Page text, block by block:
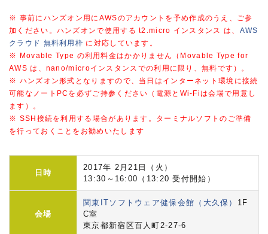
※ 事前にハンズオン用にAWSのアカウントを予め作成のうえ、ご参
加ください。ハンズオンで使用する t2.micro インスタンス は、 AWS
クラウド 無料利用枠 に対応しています。
※ Movable Type の利用料金はかかりません（Movable Type for
AWS は、nano/microインスタンスでの利用に限り、無料です）。
※ ハンズオン形式となりますので、当日はインターネット環境に接続
可能なノートPCを必ずご持参ください（電源とWi-Fiは会場で用意し
ます）。
※ SSH接続を利用する場合があります。ターミナルソフトのご準備
を行っておくことをお勧めいたします
日時
2017年 2月21日（火）
13:30～16:00（13:20 受付開始）
会場
関東ITソフトウェア健保会館（大久保） 1F
C室
東京都新宿区百人町2-27-6